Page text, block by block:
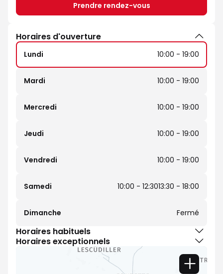
Prendre rendez-vous
Horaires d'ouverture
Lundi 10:00 - 19:00
Mardi 10:00 - 19:00
Mercredi 10:00 - 19:00
Jeudi 10:00 - 19:00
Vendredi 10:00 - 19:00
Samedi 10:00 - 12:3013:30 - 18:00
Dimanche Fermé
Horaires habituels
Horaires exceptionnels